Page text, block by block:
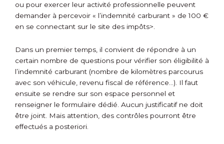
ou pour exercer leur activité professionnelle peuvent
demander à percevoir « l’indemnité carburant » de 100 €
en se connectant sur le site des impôts>.
Dans un premier temps, il convient de répondre à un
certain nombre de questions pour vérifier son éligibilité à
l’indemnité carburant (nombre de kilomètres parcourus
avec son véhicule, revenu fiscal de référence…). Il faut
ensuite se rendre sur son espace personnel et
renseigner le formulaire dédié. Aucun justificatif ne doit
être joint. Mais attention, des contrôles pourront être
effectués a posteriori.